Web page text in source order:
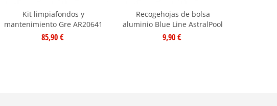
Kit limpiafondos y
mantenimiento Gre AR20641
85,90 €
Recogehojas de bolsa
aluminio Blue Line AstralPool
9,90 €